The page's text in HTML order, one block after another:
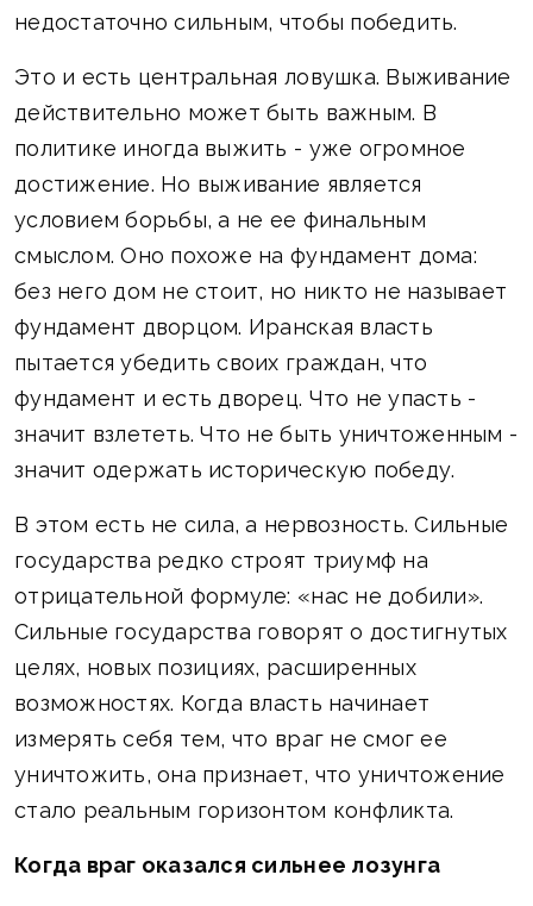
недостаточно сильным, чтобы победить.
Это и есть центральная ловушка. Выживание
действительно может быть важным. В
политике иногда выжить - уже огромное
достижение. Но выживание является
условием борьбы, а не ее финальным
смыслом. Оно похоже на фундамент дома:
без него дом не стоит, но никто не называет
фундамент дворцом. Иранская власть
пытается убедить своих граждан, что
фундамент и есть дворец. Что не упасть -
значит взлететь. Что не быть уничтоженным -
значит одержать историческую победу.
В этом есть не сила, а нервозность. Сильные
государства редко строят триумф на
отрицательной формуле: «нас не добили».
Сильные государства говорят о достигнутых
целях, новых позициях, расширенных
возможностях. Когда власть начинает
измерять себя тем, что враг не смог ее
уничтожить, она признает, что уничтожение
стало реальным горизонтом конфликта.
Когда враг оказался сильнее лозунга